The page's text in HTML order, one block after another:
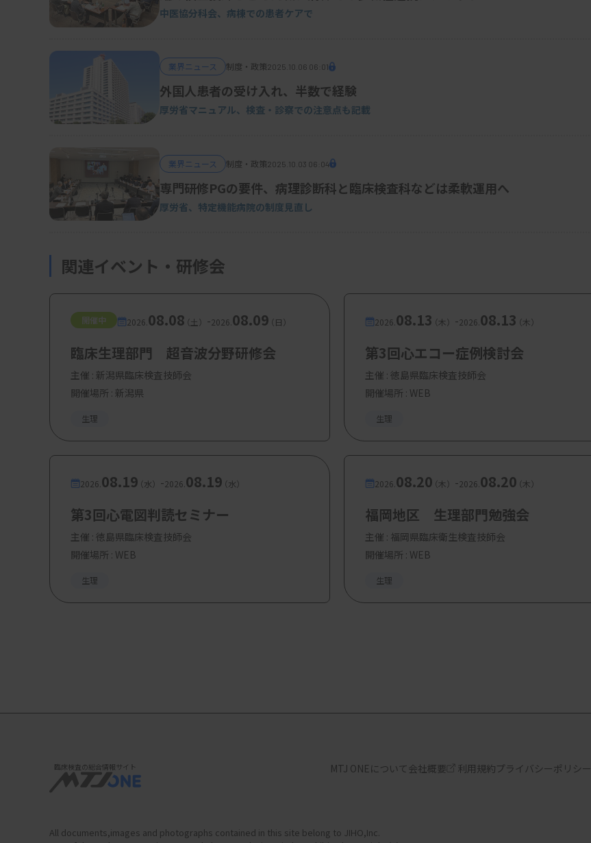
中医協分科会、病棟での患者ケアで
業界ニュース 制度・政策2025.10.06 06:01
外国人患者の受け入れ、半数で経験
厚労省マニュアル、検査・診察での注意点も記載
業界ニュース 制度・政策2025.10.03 06:04
専門研修PGの要件、病理診断科と臨床検査科などは柔軟運用へ
厚労省、特定機能病院の制度見直し
関連イベント・研修会
開催中 2026. 08.08（土） -2026. 08.09（日）
臨床生理部門 超音波分野研修会
主催 : 新潟県臨床検査技師会
開催場所 : 新潟県
生理
2026. 08.13（木） -2026. 08.13（木）
第3回心エコー症例検討会
主催 : 徳島県臨床検査技師会
開催場所 : WEB
生理
2026. 08.19（水） -2026. 08.19（水）
第3回心電図判読セミナー
主催 : 徳島県臨床検査技師会
開催場所 : WEB
生理
2026. 08.20（木） -2026. 08.20（木）
福岡地区 生理部門勉強会
主催 : 福岡県臨床衛生検査技師会
開催場所 : WEB
生理
臨床検査の総合情報サイト MTJ ONEについて会社概要 利用規約プライバシーポリシー
All documents,images and photographs contained in this site belong to JIHO,Inc.